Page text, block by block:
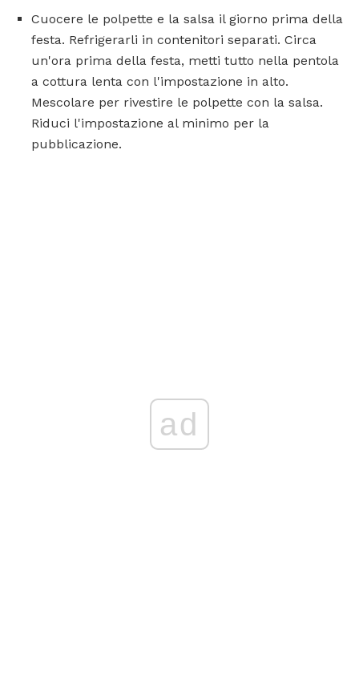
Cuocere le polpette e la salsa il giorno prima della
festa. Refrigerarli in contenitori separati. Circa
un'ora prima della festa, metti tutto nella pentola
a cottura lenta con l'impostazione in alto.
Mescolare per rivestire le polpette con la salsa.
Riduci l'impostazione al minimo per la
pubblicazione.
ad